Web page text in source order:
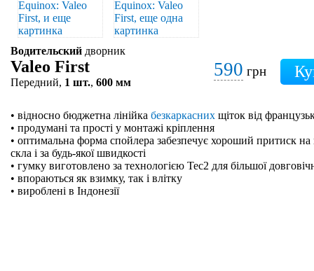
Водительский дворник
Valeo First
Передний, 1 шт., 600 мм
590 грн
• відносно бюджетна лінійка безкаркасних щіток від
• продумані та прості у монтажі кріплення
• оптимальна форма спойлера забезпечує хороший притиск на
скла і за будь-якої швидкості
• гумку виготовлено за технологією Tec2 для більшої
• впораються як взимку, так і влітку
• вироблені в Індонезії